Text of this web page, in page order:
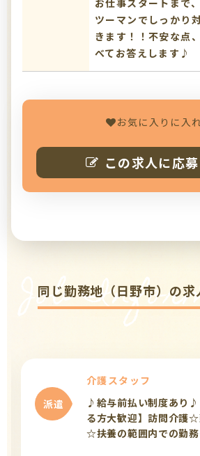
お仕事スタートまで
ツーマンでしっかり
きます！！不安な点
べてお答えします♪
お気に入りに入
この求人に応
Job
同じ勤務地（日野市）の
派遣
介護スタッフ
♪給与前払い制度あり♪
る方大歓迎】訪問介護
☆扶養の範囲内での勤務